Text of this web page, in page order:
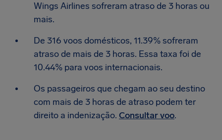
Wings Airlines sofreram atraso de 3 horas ou
mais.
De 316 voos domésticos, 11.39% sofreram
atraso de mais de 3 horas. Essa taxa foi de
10.44% para voos internacionais.
Os passageiros que chegam ao seu destino
com mais de 3 horas de atraso podem ter
direito a indenização. Consultar voo.